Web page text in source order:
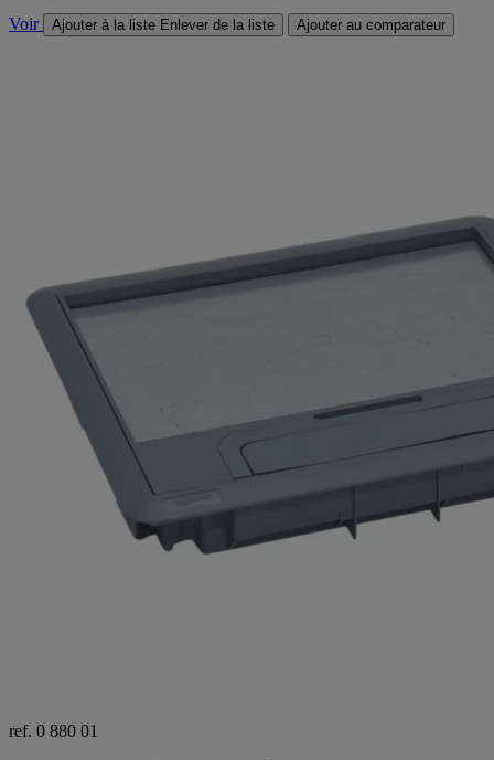
Voir Ajouter à la liste Enlever de la liste Ajouter au comparateur
ref. 0 880 01